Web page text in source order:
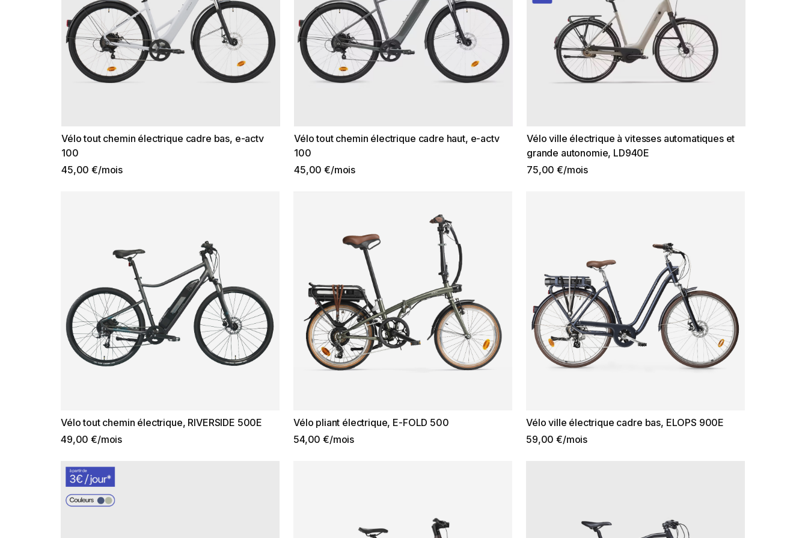
Vélo tout chemin électrique cadre bas, e-actv
100
45,00 €/mois
Vélo tout chemin électrique cadre haut, e-actv
100
45,00 €/mois
Vélo ville électrique à vitesses automatiques et
grande autonomie, LD940E
75,00 €/mois
Vélo tout chemin électrique, RIVERSIDE 500E
49,00 €/mois
Vélo pliant électrique, E-FOLD 500
54,00 €/mois
Vélo ville électrique cadre bas, ELOPS 900E
59,00 €/mois